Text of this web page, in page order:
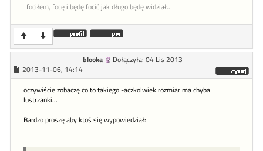
fociłem, focę i będę focić jak długo będę widział..
blooka
Dołączyła: 04 Lis 2013
2013-11-06, 14:14
oczywiście zobaczę co to takiego -aczkolwiek rozmiar ma chyba
lustrzanki...
Bardzo proszę aby ktoś się wypowiedział: